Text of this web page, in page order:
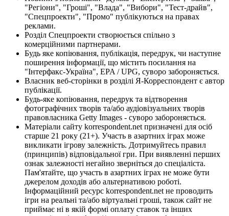
"Регіони", "Гроші", "Влада", "Вибори", "Тест-драйв",
"Спецпроекти", "Промо" публікуються на правах
реклами.
Розділ Спецпроекти створюється спільно з
комерційними партнерами.
Будь яке копіювання, публікація, передрук, чи наступне
поширення інформації, що містить посилання на
"Інтерфакс-Україна", EPA / UPG, суворо забороняється.
Власник веб-сторінки в розділі Я-Корреспондент є автор
публікації.
Будь-яке копіювання, передрук та відтворення
фотографічних творів та/або аудіовізуальних творів
правовласника Getty Images - суворо забороняється.
Матеріали сайту korrespondent.net призначені для осіб
старше 21 року (21+). Участь в азартних іграх може
викликати ігрову залежність. Дотримуйтесь правил
(принципів) відповідальної гри. При виявленні перших
ознак залежності негайно зверніться до спеціаліста.
Пам'ятайте, що участь в азартних іграх не може бути
джерелом доходів або альтернативою роботі.
Інформаційний ресурс korrespondent.net не проводить
ігри на реальні та/або віртуальні гроші, також сайт не
приймає ні в якій формі оплату ставок та інших